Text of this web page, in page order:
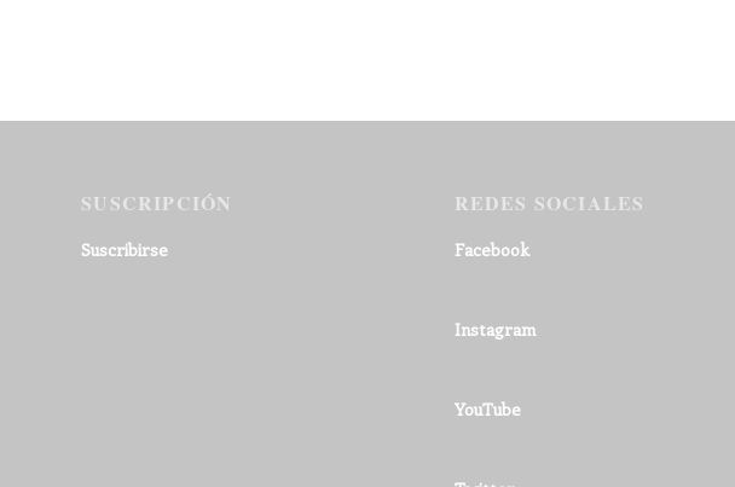
SUSCRIPCIÓN
Suscribirse
REDES SOCIALES
Facebook
Instagram
YouTube